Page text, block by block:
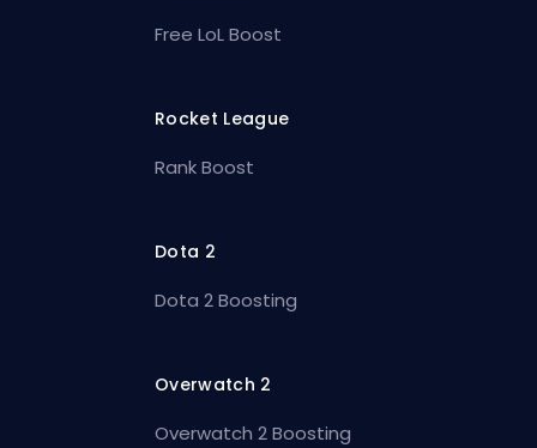
Free LoL Boost
Rocket League
Rank Boost
Dota 2
Dota 2 Boosting
Overwatch 2
Overwatch 2 Boosting